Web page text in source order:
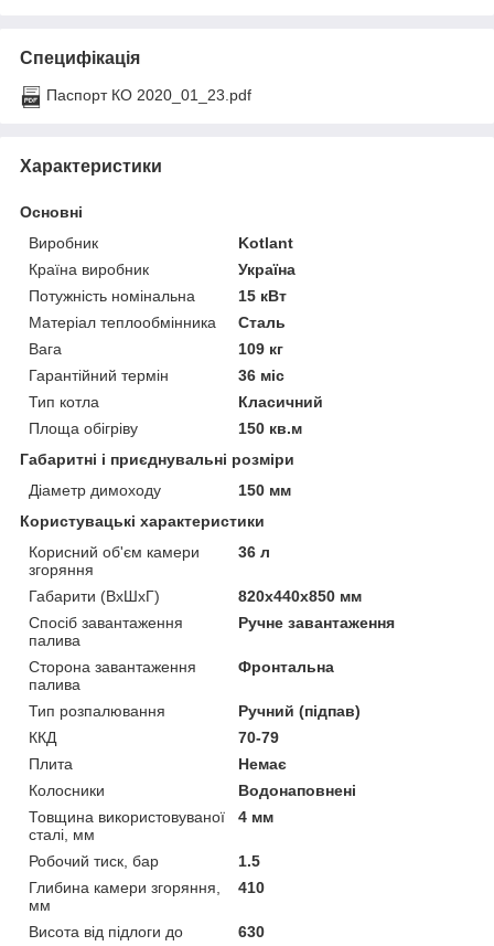
Специфікація
Паспорт КО 2020_01_23.pdf
Характеристики
Основні
Виробник
Kotlant
Країна виробник
Україна
Потужність номінальна
15 кВт
Матеріал теплообмінника
Сталь
Вага
109 кг
Гарантійний термін
36 міс
Тип котла
Класичний
Площа обігріву
150 кв.м
Габаритні і приєднувальні розміри
Діаметр димоходу
150 мм
Користувацькі характеристики
Корисний об'єм камери
згоряння
36 л
Габарити (ВхШхГ)
820x440x850 мм
Спосіб завантаження
палива
Ручне завантаження
Сторона завантаження
палива
Фронтальна
Тип розпалювання
Ручний (підпав)
ККД
70-79
Плита
Немає
Колосники
Водонаповнені
Товщина використовуваної
сталі, мм
4 мм
Робочий тиск, бар
1.5
Глибина камери згоряння,
мм
410
Висота від підлоги до
630